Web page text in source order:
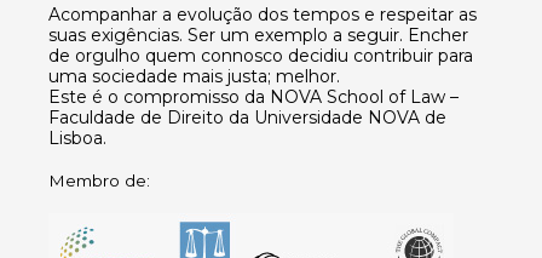
Acompanhar a evolução dos tempos e respeitar as
suas exigências. Ser um exemplo a seguir. Encher
de orgulho quem connosco decidiu contribuir para
uma sociedade mais justa; melhor.
Este é o compromisso da NOVA School of Law –
Faculdade de Direito da Universidade NOVA de
Lisboa.
Membro de: